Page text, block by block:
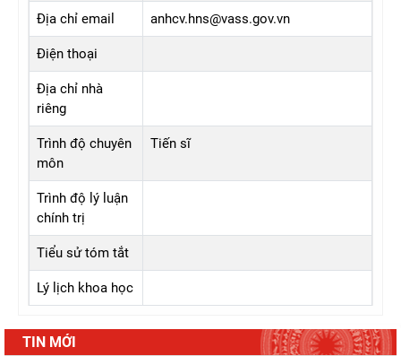
Địa chỉ email anhcv.hns@vass.gov.vn
Điện thoại
Địa chỉ nhà
riêng
Trình độ chuyên
môn
Tiến sĩ
Trình độ lý luận
chính trị
Tiểu sử tóm tắt
Lý lịch khoa học
TIN MỚI